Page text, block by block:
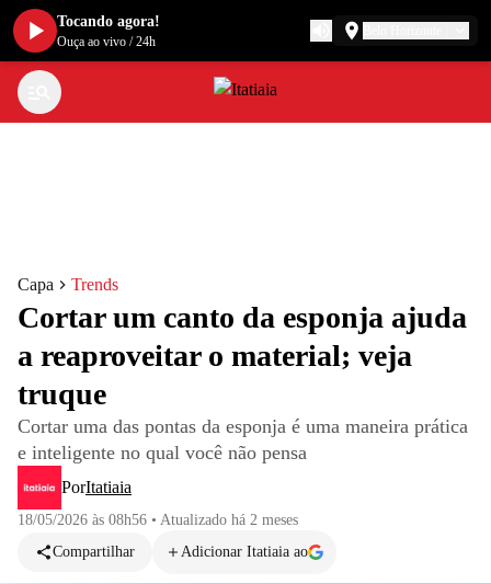
Capa Trends
Cortar um canto da esponja ajuda
a reaproveitar o material; veja
truque
Cortar uma das pontas da esponja é uma maneira prática
e inteligente no qual você não pensa
PorItatiaia
18/05/2026 às 08h56 • Atualizado há 2 meses
Compartilhar
Adicionar Itatiaia ao
Tocando agora!
Ouça ao vivo /24h